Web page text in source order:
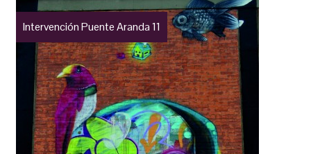
Intervención Puente Aranda 11